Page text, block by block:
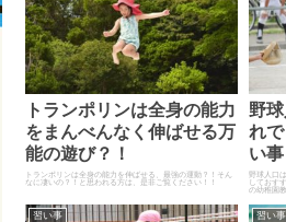
トランポリンは全身の能力
をまんべんなく伸ばせる万
能の遊び？！
トランポリンは全身の能力を伸ばせる、最強の運動？！そん
なに凄いの？！と思われる方は、是非ご覧ください！！
野
れ
い
と
動
野球人口
しておす
の幼稚園
習い事 習い事